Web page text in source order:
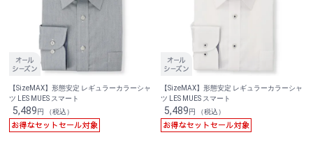
【SizeMAX】形態安定 レギュラーカラーシャ
ツ LES MUES スマート
5,489円 （税込）
【SizeMAX】形態安定 レギュラーカラーシャ
ツ LES MUES スマート
5,489円 （税込）